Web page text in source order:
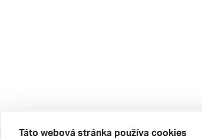
Táto webová stránka používa cookies